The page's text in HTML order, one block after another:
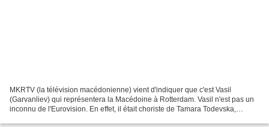
MKRTV (la télévision macédonienne) vient d'indiquer que c'est Vasil
(Garvanliev) qui représentera la Macédoine à Rotterdam. Vasil n'est pas un
inconnu de l'Eurovision. En effet, il était choriste de Tamara Todevska,